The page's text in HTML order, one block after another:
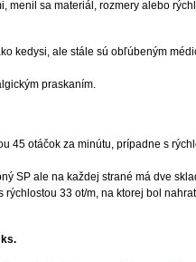
menil sa materiál, rozmery alebo
kedysi, ale stále sú obľúbeným
praskaním.
45 otáčok za minútu, prípadne s
SP ale na každej strané má dve
33 ot/m, na ktorej bol